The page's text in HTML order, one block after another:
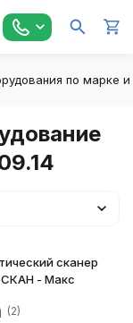
по марке
сканер
- Макс
(2)